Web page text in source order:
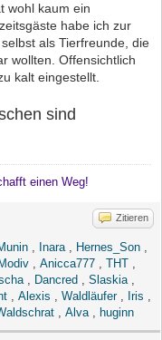
wohl kaum ein
habe ich zur
als Tierfreunde, die
wollten. Offensichtlich
kalt eingestellt.
sind
einen Weg!
Zitieren
, Inara, Hernes_Son ,
Modiv , Anicca777 , THT ,
, Dancred , Slaskia,
, Alexis , Waldläufer, Iris ,
, Alva, huginn